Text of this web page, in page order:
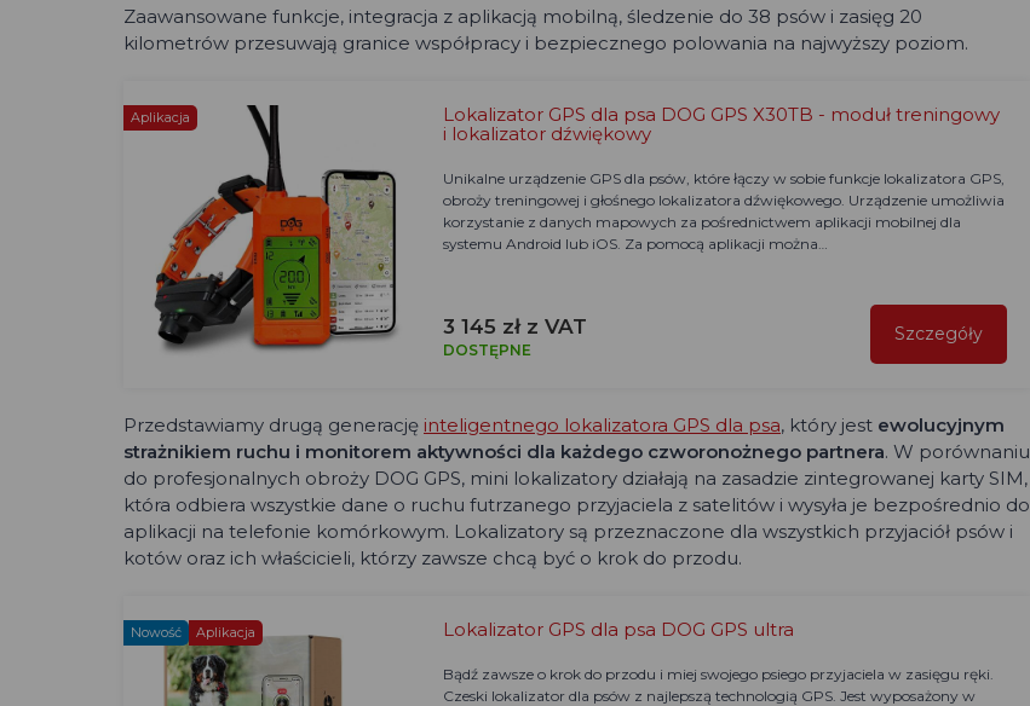
Zaawansowane funkcje, integracja z aplikacją mobilną, śledzenie do 38 psów i zasięg 20
kilometrów przesuwają granice współpracy i bezpiecznego polowania na najwyższy poziom.
Aplikacja
Lokalizator GPS dla psa DOG GPS X30TB - moduł treningowy
i lokalizator dźwiękowy
Unikalne urządzenie GPS dla psów, które łączy w sobie funkcje lokalizatora GPS,
obroży treningowej i głośnego lokalizatora dźwiękowego. Urządzenie umożliwia
korzystanie z danych mapowych za pośrednictwem aplikacji mobilnej dla
systemu Android lub iOS. Za pomocą aplikacji można…
3 145 zł z VAT
DOSTĘPNE
Szczegóły
Przedstawiamy drugą generację inteligentnego lokalizatora GPS dla psa, który jest ewolucyjnym
strażnikiem ruchu i monitorem aktywności dla każdego czworonożnego partnera. W porównaniu
do profesjonalnych obroży DOG GPS, mini lokalizatory działają na zasadzie zintegrowanej karty SIM,
która odbiera wszystkie dane o ruchu futrzanego przyjaciela z satelitów i wysyła je bezpośrednio do
aplikacji na telefonie komórkowym. Lokalizatory są przeznaczone dla wszystkich przyjaciół psów i
kotów oraz ich właścicieli, którzy zawsze chcą być o krok do przodu.
Nowość Aplikacja Lokalizator GPS dla psa DOG GPS ultra
Bądź zawsze o krok do przodu i miej swojego psiego przyjaciela w zasięgu ręki.
Czeski lokalizator dla psów z najlepszą technologią GPS. Jest wyposażony w